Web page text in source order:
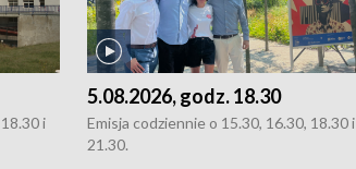
i
5.08.2026, godz. 18.30
Emisja codziennie o 15.30, 16.30, 18.30 i
21.30.